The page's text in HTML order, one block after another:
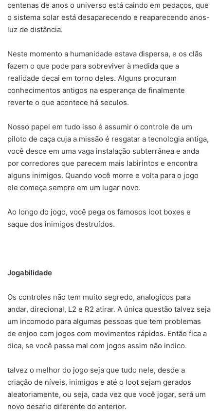
centenas de anos o universo está caindo em pedaços, que
o sistema solar está desaparecendo e reaparecendo anos-
luz de distância.
Neste momento a humanidade estava dispersa, e os clãs
fazem o que pode para sobreviver à medida que a
realidade decai em torno deles. Alguns procuram
conhecimentos antigos na esperança de finalmente
reverte o que acontece há seculos.
Nosso papel em tudo isso é assumir o controle de um
piloto de caça cuja a missão é resgatar a tecnologia antiga,
você desce em uma vaga instalação subterrânea e anda
por corredores que parecem mais labirintos e encontra
alguns inimigos. Quando você morre e volta para o jogo
ele começa sempre em um lugar novo.
Ao longo do jogo, você pega os famosos loot boxes e
saque dos inimigos destruídos.
Jogabilidade
Os controles não tem muito segredo, analogicos para
andar, direcional, L2 e R2 atirar. A única questão talvez seja
um incomodo para algumas pessoas que tem problemas
de enjoo com jogos com movimentos rápidos. Então fica a
dica, se você passa mal com jogos assim não indico.
talvez o melhor do jogo seja que tudo nele, desde a
criação de níveis, inimigos e até o loot sejam gerados
aleatoriamente, ou seja, cada vez que você jogar, será um
novo desafio diferente do anterior.